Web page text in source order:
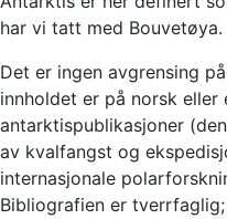
har vi tatt med Bouvetøya.
Det er ingen avgrensing
innholdet er på norsk eller
antarktispublikasjoner
av kvalfangst og
internasjonale
Bibliografien er